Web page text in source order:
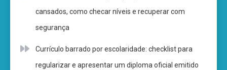
cansados, como checar níveis e recuperar com
segurança
Currículo barrado por escolaridade: checklist para
regularizar e apresentar um diploma oficial emitido